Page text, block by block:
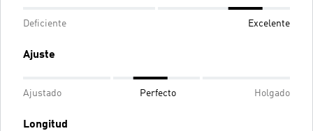
Deficiente Excelente
Ajuste
Ajustado Perfecto Holgado
Longitud